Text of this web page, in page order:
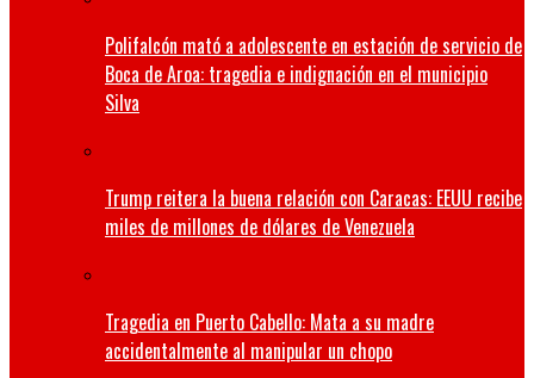
Polifalcón mató a adolescente en estación de servicio de
Boca de Aroa: tragedia e indignación en el municipio
Silva
Trump reitera la buena relación con Caracas: EEUU recibe
miles de millones de dólares de Venezuela
Tragedia en Puerto Cabello: Mata a su madre
accidentalmente al manipular un chopo